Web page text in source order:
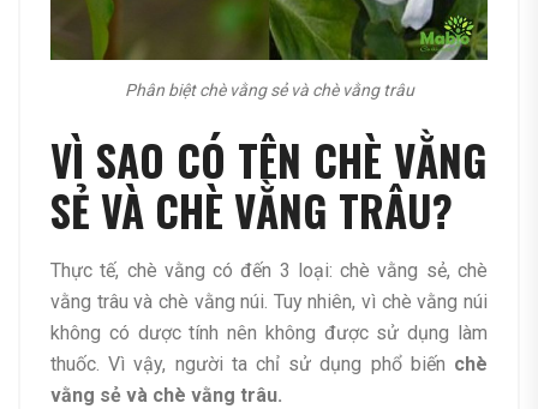
Phân biệt chè vằng sẻ và chè vằng trâu
VÌ SAO CÓ TÊN CHÈ VẰNG
SẺ VÀ CHÈ VẰNG TRÂU?
Thực tế, chè vằng có đến 3 loại: chè vằng sẻ, chè
vằng trâu và chè vằng núi. Tuy nhiên, vì chè vằng núi
không có dược tính nên không được sử dụng làm
thuốc. Vì vậy, người ta chỉ sử dụng phổ biến chè
vằng sẻ và chè vằng trâu.